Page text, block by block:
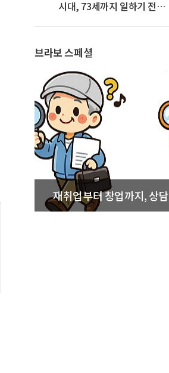
시대, 73세까지 일하기 전략’
브라보 스페셜
재취업부터 창업까지, 상